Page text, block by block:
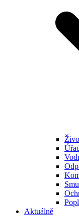
Aktuálně